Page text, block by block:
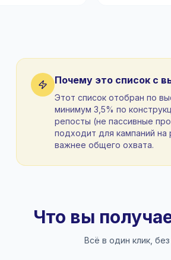
Почему это список с
Этот список отобран по
минимум 3,5% по
репосты (не пассивные
подходит для кампаний на
важнее общего охвата.
Что вы
Всё в один клик,